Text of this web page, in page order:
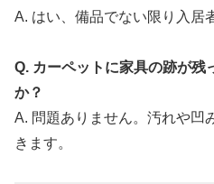
A. はい、備品でない限り入居
Q. カーペットに家具の跡が残
か？
A. 問題ありません。汚れや凹
きます。